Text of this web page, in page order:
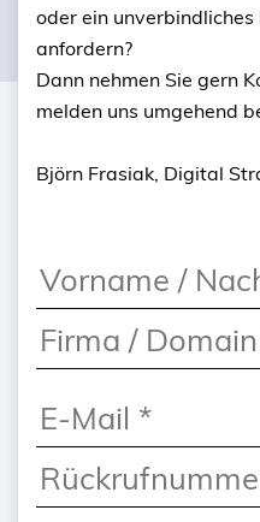
oder ein
anfordern?
Dann nehmen Sie gern
melden uns umgehend
Björn Frasiak, Digital